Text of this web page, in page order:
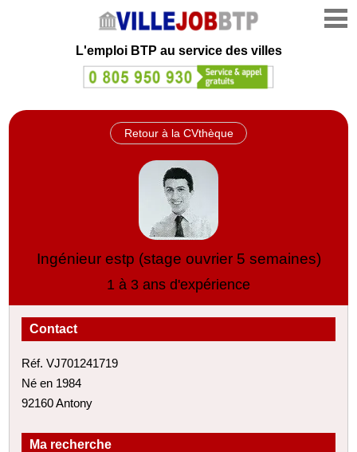
L'emploi BTP au service des villes
Retour à la CVthèque
Ingénieur estp (stage ouvrier 5 semaines)
1 à 3 ans d'expérience
Contact
Réf. VJ701241719
Né en 1984
92160 Antony
Ma recherche